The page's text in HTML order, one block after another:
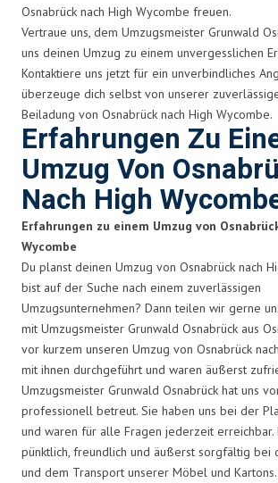
Osnabrück nach High Wycombe freuen.
Vertraue uns, dem Umzugsmeister Grunwald
uns deinen Umzug zu einem unvergesslichen
Kontaktiere uns jetzt für ein unverbindliches
überzeuge dich selbst von unserer
Beiladung von Osnabrück nach High Wycombe.
Erfahrungen Zu
Umzug Von
Nach High
Erfahrungen zu einem Umzug von
Wycombe
Du planst deinen Umzug von Osnabrück nach
bist auf der Suche nach einem zuverlässigen
Umzugsunternehmen? Dann teilen wir gerne
mit Umzugsmeister Grunwald Osnabrück aus
vor kurzem unseren Umzug von Osnabrück
mit ihnen durchgeführt und waren äußerst
Umzugsmeister Grunwald Osnabrück hat uns
professionell betreut. Sie haben uns bei der
und waren für alle Fragen jederzeit erreichbar.
pünktlich, freundlich und äußerst sorgfältig bei
und dem Transport unserer Möbel und Kartons.